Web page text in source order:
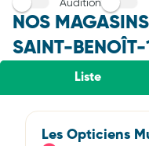
NOS
SAINT-BENOÎT-1
Liste
Les Opticiens